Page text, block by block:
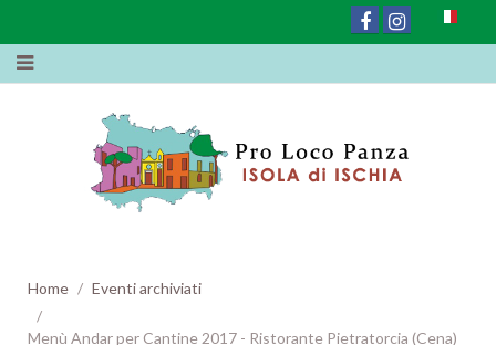
Home Eventi archiviati
Menù Andar per Cantine 2017 - Ristorante Pietratorcia (Cena)